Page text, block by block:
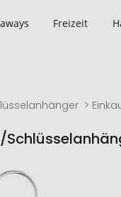
Freizeit